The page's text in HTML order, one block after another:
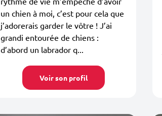
un chien à moi, c’est pour cela que
j’adorerais garder le vôtre ! J’ai
grandi entourée de chiens :
d’abord un labrador q...
Voir son profil